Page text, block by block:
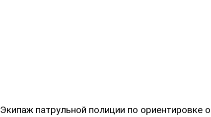
Экипаж патрульной полиции по ориентировке